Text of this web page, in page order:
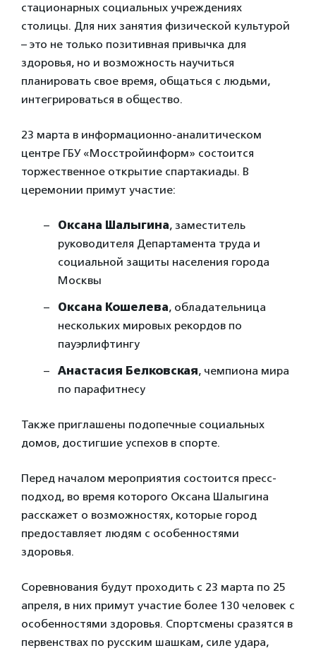
стационарных социальных учреждениях
столицы. Для них занятия физической культурой
– это не только позитивная привычка для
здоровья, но и возможность научиться
планировать свое время, общаться с людьми,
интегрироваться в общество.
23 марта в информационно-аналитическом
центре ГБУ «Мосстройинформ» состоится
торжественное открытие спартакиады. В
церемонии примут участие:
Оксана Шалыгина, заместитель
руководителя Департамента труда и
социальной защиты населения города
Москвы
Оксана Кошелева, обладательница
нескольких мировых рекордов по
пауэрлифтингу
Анастасия Белковская, чемпиона мира
по парафитнесу
Также приглашены подопечные социальных
домов, достигшие успехов в спорте.
Перед началом мероприятия состоится пресс-
подход, во время которого Оксана Шалыгина
расскажет о возможностях, которые город
предоставляет людям с особенностями
здоровья.
Соревнования будут проходить с 23 марта по 25
апреля, в них примут участие более 130 человек с
особенностями здоровья. Спортсмены сразятся в
первенствах по русским шашкам, силе удара,